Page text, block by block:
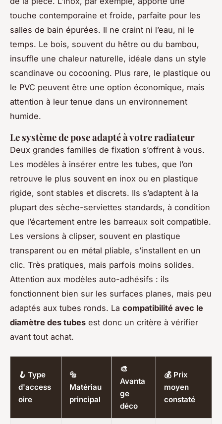
touche contemporaine et froide, parfaite pour les
salles de bain épurées. Il ne craint ni l’eau, ni le
temps. Le bois, souvent du hêtre ou du bambou,
insuffle une chaleur naturelle, idéale dans un style
scandinave ou cocooning. Plus rare, le plastique ou
le PVC peuvent être une option économique, mais
attention à leur tenue dans un environnement
humide.
Le système de pose adapté à votre radiateur
Deux grandes familles de fixation s’offrent à vous.
Les modèles à insérer entre les tubes, que l’on
retrouve le plus souvent en inox ou en plastique
rigide, sont stables et discrets. Ils s’adaptent à la
plupart des sèche-serviettes standards, à condition
que l’écartement entre les barreaux soit compatible.
Les versions à clipser, souvent en plastique
transparent ou en métal pliable, s’installent en un
clic. Très pratiques, mais parfois moins solides.
Attention aux modèles auto-adhésifs : ils
fonctionnent bien sur les surfaces planes, mais peu
adaptés aux tubes ronds. La compatibilité avec le
diamètre des tubes est donc un critère à vérifier
avant tout achat.
🪝 Type
d'access
oire
🔩
Matériau
principal
🎨
Avanta
ge
déco
💰 Prix
moyen
constaté